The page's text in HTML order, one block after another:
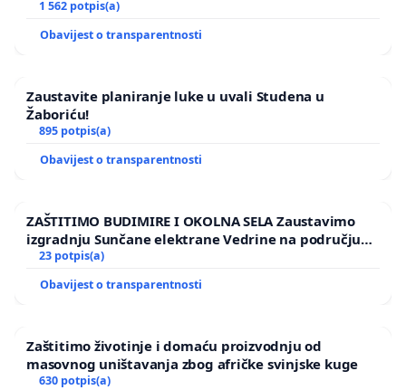
1 562 potpis(a)
Obavijest o transparentnosti
Zaustavite planiranje luke u uvali Studena u
Žaboriću!
895 potpis(a)
Obavijest o transparentnosti
ZAŠTITIMO BUDIMIRE I OKOLNA SELA Zaustavimo
izgradnju Sunčane elektrane Vedrine na području
Ugljana
23 potpis(a)
Obavijest o transparentnosti
Zaštitimo životinje i domaću proizvodnju od
masovnog uništavanja zbog afričke svinjske kuge
630 potpis(a)